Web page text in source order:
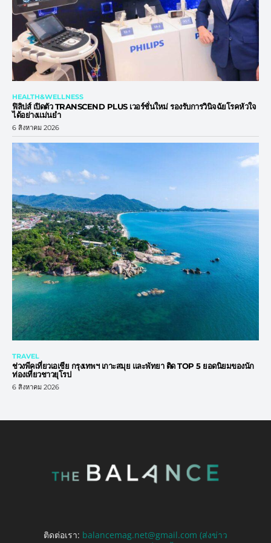
HEALTH&WELLNESS
ฟิลิปส์ เปิดตัว TRANSCEND PLUS เวอร์ชั่นใหม่ รองรับการวินิจฉัยโรคหัวใจ
ได้อย่างแม่นยำ
6 สิงหาคม 2026
TRAVEL
ช่วงพีคเที่ยวเอเชีย กรุงเทพฯ เกาะสมุย และพัทยา ติด TOP 5 ยอดนิยมของนัก
ท่องเที่ยวชาวยุโรป
6 สิงหาคม 2026
ติดต่อเรา: balancemag.net@gmail.com (ส่งข่าว